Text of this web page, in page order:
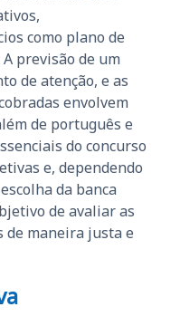
como plano de
previsão de um
de atenção, e as
envolvem
de português e
do concurso
e, dependendo
da banca
de avaliar as
de maneira justa e